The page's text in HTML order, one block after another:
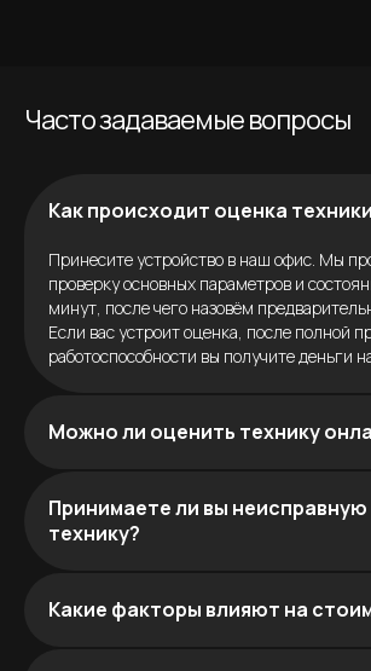
Часто задаваемые вопросы
Как происходит оценка
Принесите устройство в наш офис. Мы
проверку основных параметров и
минут, после чего назовём
Если вас устроит оценка, после полной
работоспособности вы получите деньги
Можно ли оценить технику
Принимаете ли вы неисправную
технику?
Какие факторы влияют на